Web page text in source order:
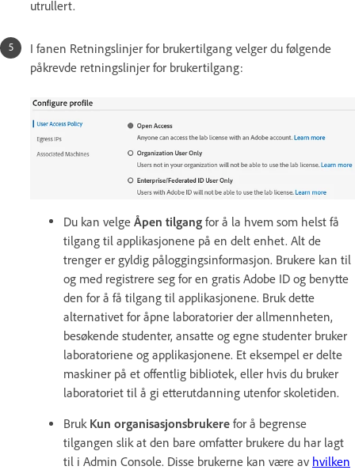
utrullert.
I fanen Retningslinjer for brukertilgang velger du følgende
påkrevde retningslinjer for brukertilgang:
Du kan velge Åpen tilgang for å la hvem som helst få
tilgang til applikasjonene på en delt enhet. Alt de
trenger er gyldig påloggingsinformasjon. Brukere kan til
og med registrere seg for en gratis Adobe ID og benytte
den for å få tilgang til applikasjonene. Bruk dette
alternativet for åpne laboratorier der allmennheten,
besøkende studenter, ansatte og egne studenter bruker
laboratoriene og applikasjonene. Et eksempel er delte
maskiner på et offentlig bibliotek, eller hvis du bruker
laboratoriet til å gi etterutdanning utenfor skoletiden.
Bruk Kun organisasjonsbrukere for å begrense
tilgangen slik at den bare omfatter brukere du har lagt
til i Admin Console. Disse brukerne kan være av hvilken